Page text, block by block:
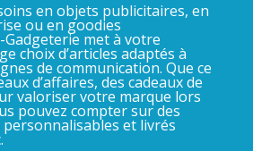
en objets publicitaires, en
ou en goodies
met à votre
choix d’articles adaptés à
de communication. Que ce
d’affaires, des cadeaux de
valoriser votre marque lors
pouvez compter sur des
et livrés